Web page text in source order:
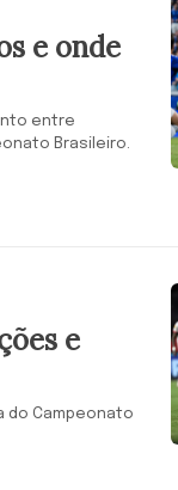
e onde
entre
Brasileiro.
e
do Campeonato